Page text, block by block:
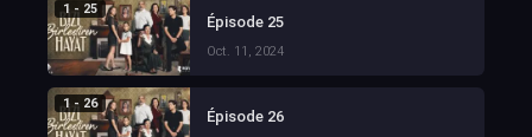
1 - 25
Épisode 25
Oct. 11, 2024
1 - 26
Épisode 26